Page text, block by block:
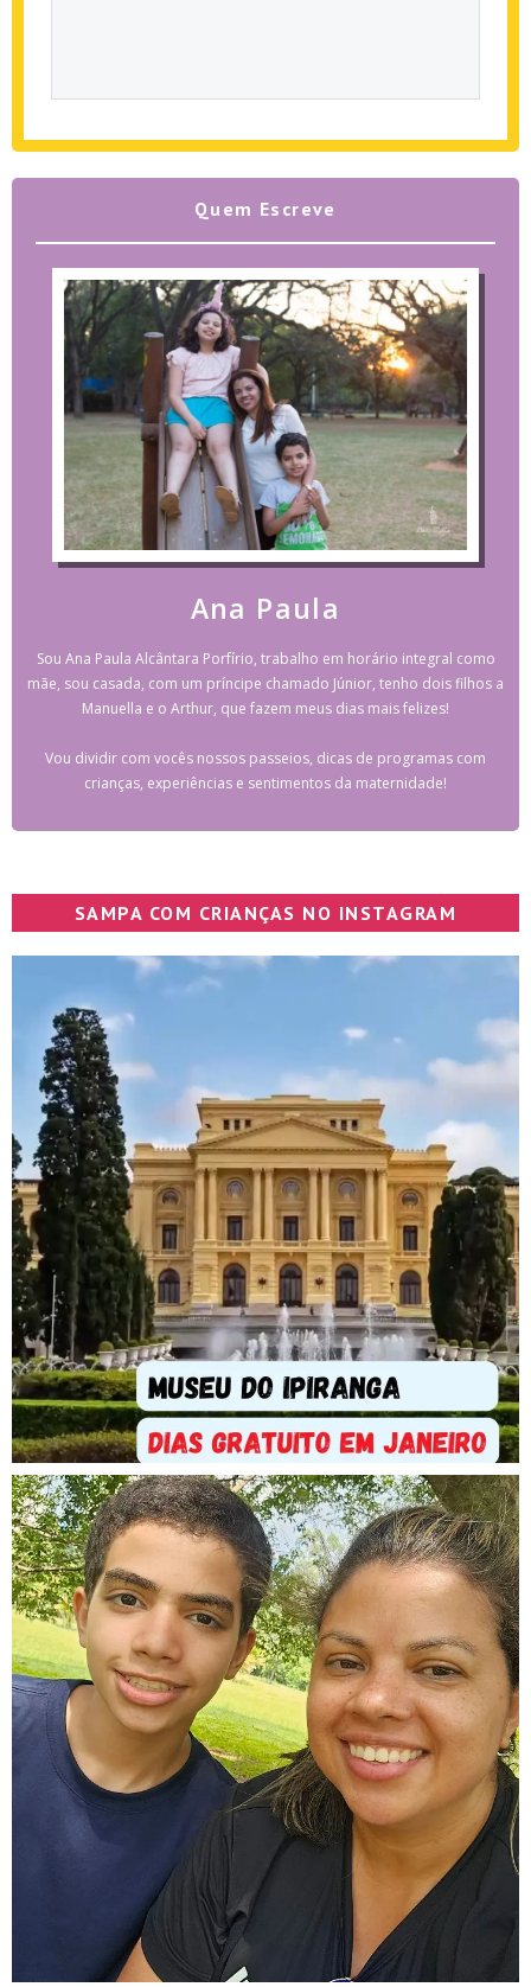
Quem Escreve
Ana Paula
Sou Ana Paula Alcântara Porfírio, trabalho em horário integral como
mãe, sou casada, com um príncipe chamado Júnior, tenho dois filhos a
Manuella e o Arthur, que fazem meus dias mais felizes!
Vou dividir com vocês nossos passeios, dicas de programas com
crianças, experiências e sentimentos da maternidade!
SAMPA COM CRIANÇAS NO INSTAGRAM